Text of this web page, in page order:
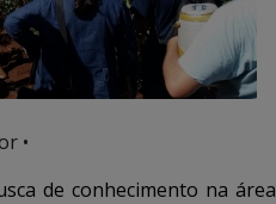
•
de conhecimento na área